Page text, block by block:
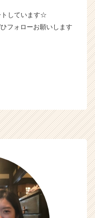
トしています☆
フォローお願いします